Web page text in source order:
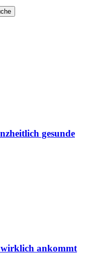
gesunde
wirklich ankommt